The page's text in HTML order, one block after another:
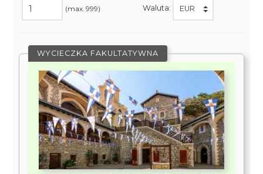
(max. 999) Waluta:
WYCIECZKA FAKULTATYWNA